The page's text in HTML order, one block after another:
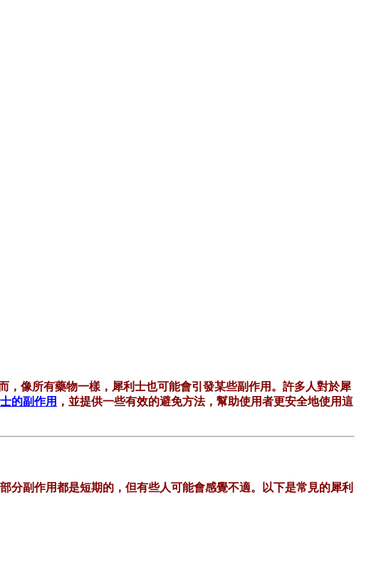
像所有藥物一樣，犀利士也可能會引發某些副作用。許多人對於犀
的副作用 ，並提供一些有效的避免方法，幫助使用者更安全地使用這
副作用都是短期的，但有些人可能會感覺不適。以下是常見的犀利